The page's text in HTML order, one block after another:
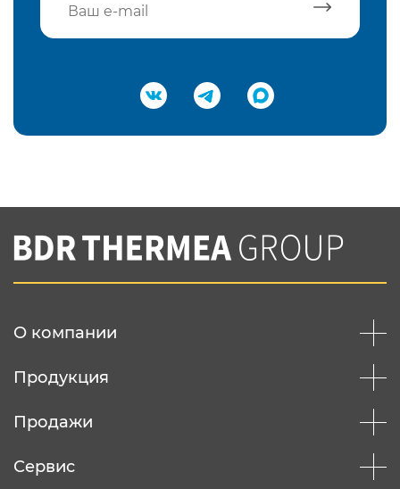
Подтвердить e-mail
Вы соглашаетесь с нашей политикой
конфеденциальности
О компании
Продукция
Продажи
Сервис